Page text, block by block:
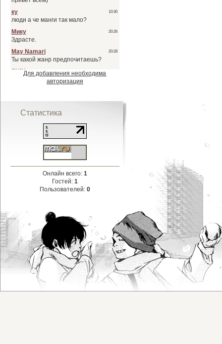
Для добавления необходима
авторизация
Статистика
Онлайн всего: 1
Гостей: 1
Пользователей: 0